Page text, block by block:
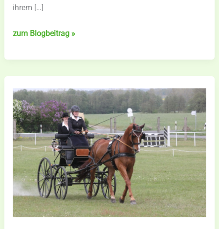
ihrem […]
Sieg
ganzer
zum Blogbeitrag »